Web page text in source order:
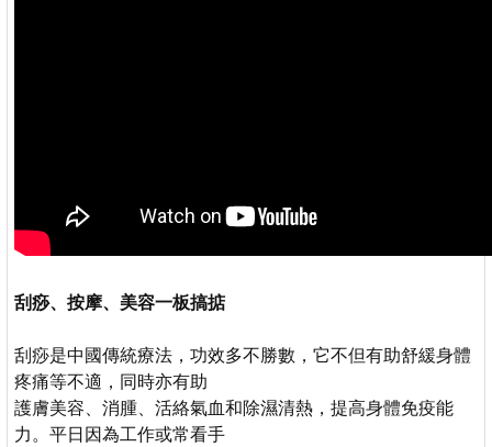
刮痧、按摩、美容一板搞掂
刮痧是中國傳統療法，功效多不勝數，它不但有助舒緩身體
疼痛等不適，同時亦有助
護膚美容、消腫、活絡氣血和除濕清熱，提高身體免疫能
力。平日因為工作或常看手